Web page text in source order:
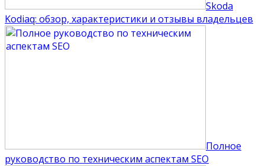
Skoda
Kodiaq: обзор, характеристики и отзывы владельцев
Полное
руководство по техническим аспектам SEO